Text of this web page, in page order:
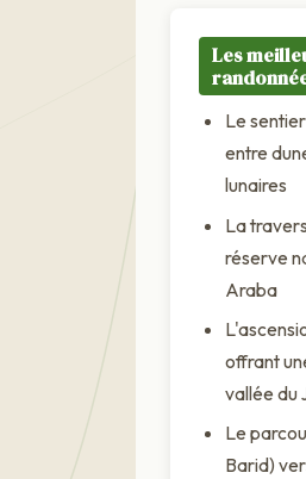
Les
Le
entre
lunaires
La
réserve
Araba
offrant
vallée du
Le
Barid)